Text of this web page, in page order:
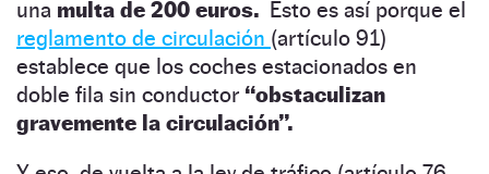
una multa de 200 euros. Esto es así porque el
reglamento de circulación (artículo 91)
establece que los coches estacionados en
doble fila sin conductor “obstaculizan
gravemente la circulación”.